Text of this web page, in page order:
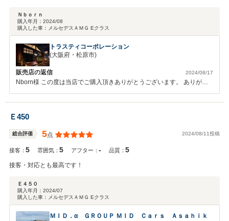
Ｎｂｏｒｎ
購入年月： 2024/08
購入した車：
メルセデスＡＭＧ Eクラス
トラスティコーポレーション
(大阪府・松原市)
販売店の返信 2024/08/17
Nborn様 この度は当店でご購入頂きありがとうございます。 ありがい
お願いいたします。 今後とも末永いお付き合いを宜しくお願いいたし
Ｅ450
総合評価 5点 2024/08/11投稿
接客：5 雰囲気：5 アフター：- 品質：5
接客・対応とも最高です！
Ｅ４５０
購入年月： 2024/07
購入した車：
メルセデスＡＭＧ Eクラス
ＭＩＤ．α ＧＲＯＵＰ ＭＩＤ Ｃａｒｓ Ａｓａｈｉｋ